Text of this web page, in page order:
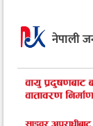
नेपाली